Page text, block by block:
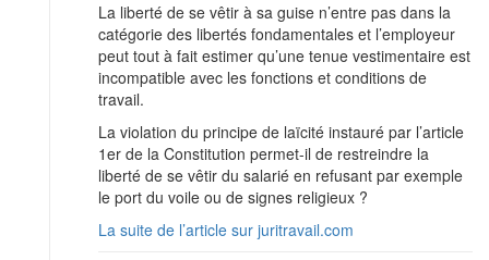
La liberté de se vêtir à sa guise n’entre pas dans la
catégorie des libertés fondamentales et l’employeur
peut tout à fait estimer qu’une tenue vestimentaire est
incompatible avec les fonctions et conditions de
travail.
La violation du principe de laïcité instauré par l’article
1er de la Constitution permet-il de restreindre la
liberté de se vêtir du salarié en refusant par exemple
le port du voile ou de signes religieux ?
La suite de l’article sur juritravail.com